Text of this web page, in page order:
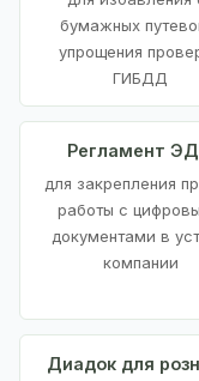
бумажных
упрощения
ГИБДД
Регламент
для закрепления
работы с
документами в
компании
Диадок для